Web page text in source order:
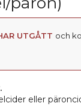
UTGÅTT och
eller